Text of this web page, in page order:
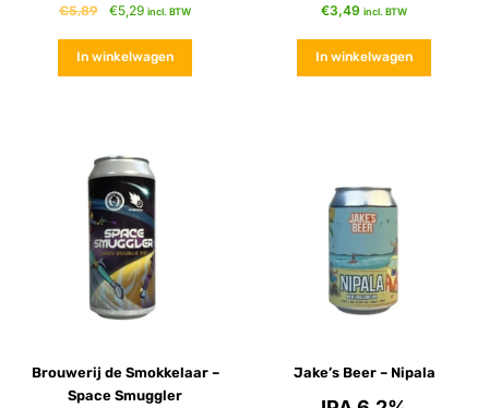
€5,89 €5,29 incl. BTW
In winkelwagen
€3,49 incl. BTW
In winkelwagen
Brouwerij de Smokkelaar –
Space Smuggler
Jake’s Beer – Nipala